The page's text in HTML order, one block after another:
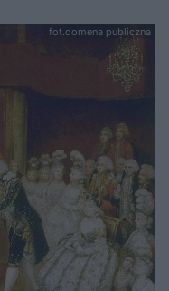
fot.domena publiczna